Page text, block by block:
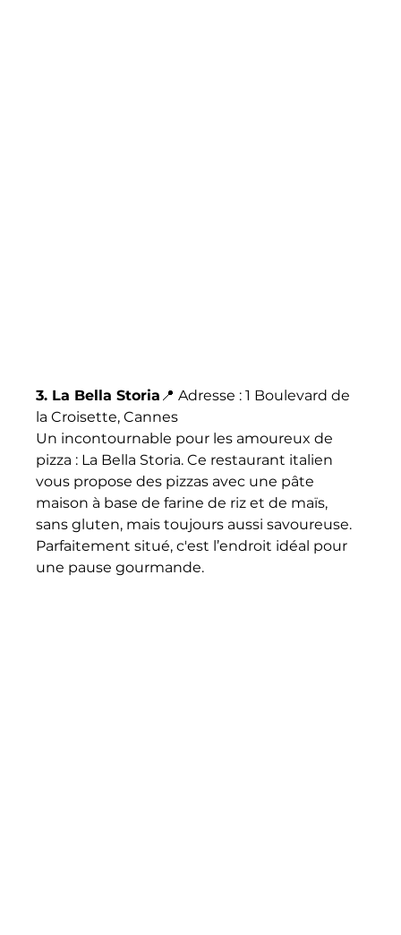
3. La Bella Storia 📍 Adresse : 1 Boulevard de
la Croisette, Cannes
Un incontournable pour les amoureux de
pizza : La Bella Storia. Ce restaurant italien
vous propose des pizzas avec une pâte
maison à base de farine de riz et de maïs,
sans gluten, mais toujours aussi savoureuse.
Parfaitement situé, c'est l’endroit idéal pour
une pause gourmande.